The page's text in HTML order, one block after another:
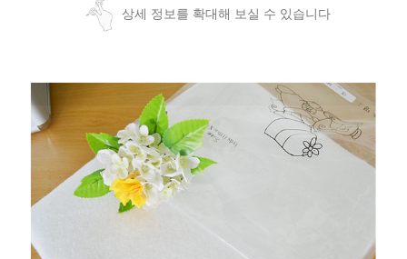
상세 정보를 확대해 보실 수 있습니다